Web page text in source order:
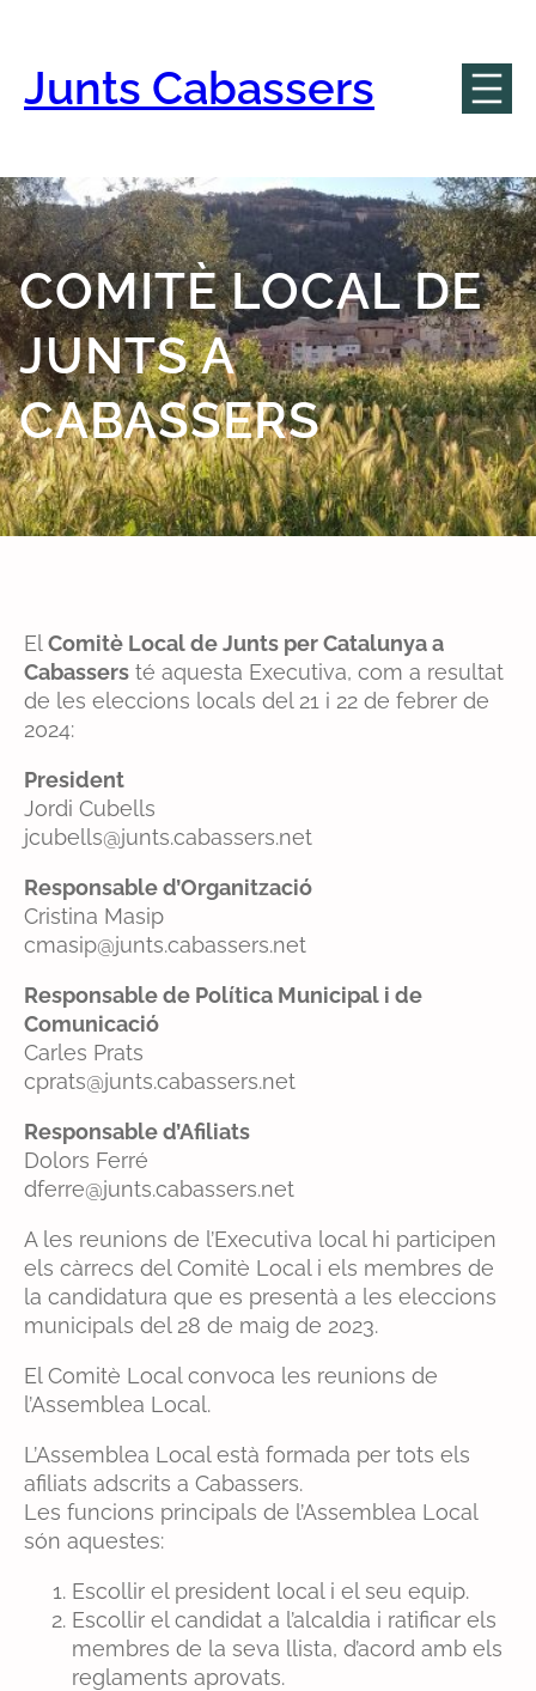
contingut
Junts Cabassers
COMITÈ LOCAL DE
JUNTS A
CABASSERS
ElComitè Local de Junts per Catalunya a
Cabassers té aquesta Executiva, com a resultat
de les eleccions locals del 21 i 22 de febrer de
2024:
President
Jordi Cubells
jcubells@junts.cabassers.net
Responsable d’Organització
Cristina Masip
cmasip@junts.cabassers.net
Responsable de Política Municipal i de
Comunicació
Carles Prats
cprats@junts.cabassers.net
Responsable d’Afiliats
Dolors Ferré
dferre@junts.cabassers.net
A les reunions de l’Executiva local hi participen
els càrrecs del Comitè Local i els membres de
la candidatura que es presentà a les eleccions
municipals del 28 de maig de 2023.
El Comitè Local convoca les reunions de
l’Assemblea Local.
L’Assemblea Local està formada per tots els
afiliats adscrits a Cabassers.
Les funcions principals de l’Assemblea Local
són aquestes:
Escollir el president local i el seu equip.
Escollir el candidat a l’alcaldia i ratificar els
membres de la seva llista, d’acord amb els
reglaments aprovats.